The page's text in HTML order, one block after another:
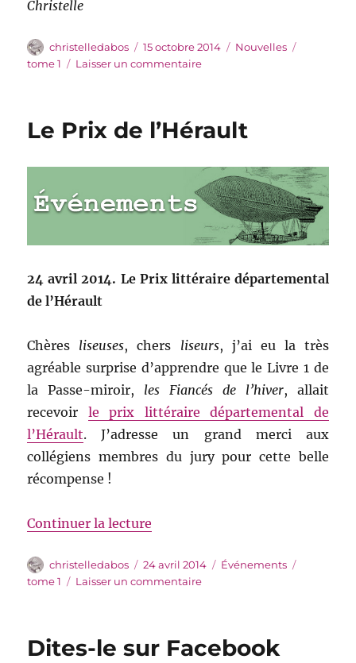
Christelle
Auteur
christelledabos
Publié
le
15 octobre 2014 Catégories
Nouvelles
tome 1
Laisser un commentairesur
Le Prix de l’Hérault
24 avril 2014. Le Prix littéraire départemental
de l’Hérault
Chères liseuses, chers liseurs, j’ai eu la très
agréable surprise d’apprendre que le Livre 1 de
la Passe-miroir, les Fiancés de l’hiver, allait
recevoir le prix littéraire départemental de
l’Hérault. J’adresse un grand merci aux
collégiens membres du jury pour cette belle
récompense !
Continuer la lecture
Auteur
christelledabos
Publié
le
24 avril 2014 Catégories
Événements
tome 1
Laisser un commentairesur
l’Hérault
Dites-le sur Facebook